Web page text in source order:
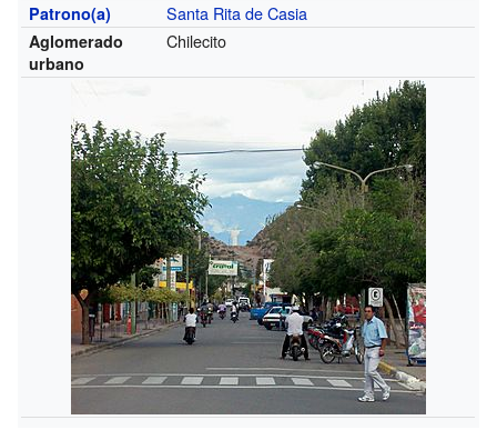
Patrono(a) Santa Rita de Casia
Aglomerado
urbano
Chilecito